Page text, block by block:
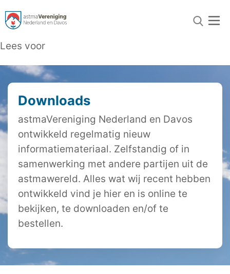
Lees voor
Downloads
astmaVereniging Nederland en Davos
ontwikkeld regelmatig nieuw
informatiemateriaal. Zelfstandig of in
samenwerking met andere partijen uit de
astmawereld. Alles wat wij recent hebben
ontwikkeld vind je hier en is online te
bekijken, te downloaden en/of te
bestellen.